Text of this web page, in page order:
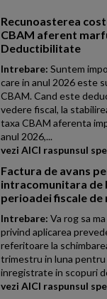
NOUTATI
din Codul
O
de
Recunoasterea
CBAM aferent
Deductibilitate
Intrebare: Suntem
care in anul 2026 este
CBAM. Cand este
vedere fiscal, la
taxa CBAM aferenta
anul 2026,...
vezi AICI raspunsul
Factura de avans
intracomunitara de
perioadei fiscale
Intrebare: Va rog sa
privind aplicarea
referitoare la
trimestru in luna
inregistrate in scopuri
vezi AICI raspunsul